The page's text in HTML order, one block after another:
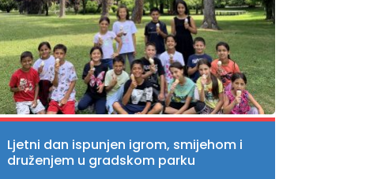
Ljetni dan ispunjen igrom, smijehom i
druženjem u gradskom parku